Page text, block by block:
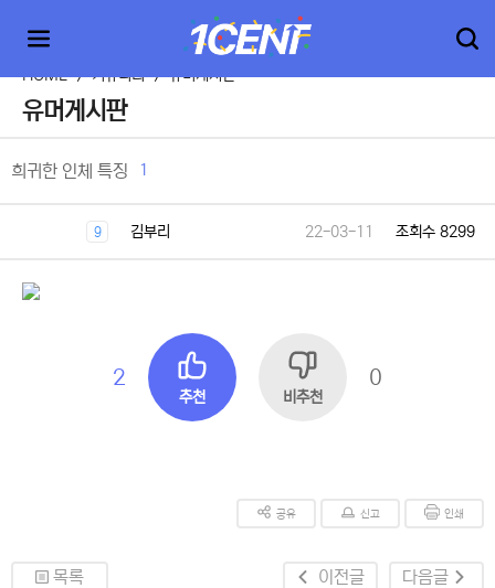
HOME > 커뮤니티 > 유머게시판
유머게시판
희귀한 인체 특징 1
9 김부리 22-03-11 조회수 8299
2
추천 비추천
0
공유 신고 인쇄
목록 이전글 다음글